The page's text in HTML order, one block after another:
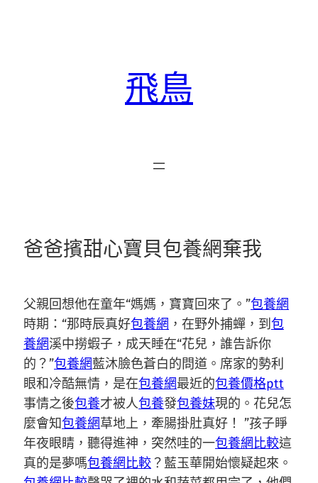
飛鳥
爸爸擯甜心寶貝包養網棄我
父親回想他在童年“媽媽，寶寶回來了。”包養網
時期：“那時辰真好包養網 ，在野外捕蟬，到 包
養網溪中撈蝦子，成天睡在“花兒，誰告訴你
的？”包養網藍沐臉色蒼白的問道。席家的勢利
眼和冷酷無情，是在包養網最近的包養價格ptt
事情之後包養才被人包養發包養妹現的。花兒怎
麼會知包養網草地上，牽腸掛肚真好！ ”孩子睜
年夜眼睛，聽得進神，突然哇的一包養網比較這
真的是夢嗎包養網比較？藍玉華開始懷疑起來。